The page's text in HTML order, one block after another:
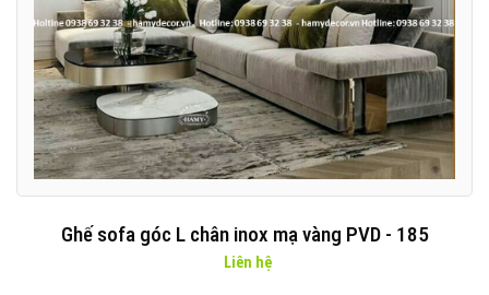
Ghế sofa góc L chân inox mạ vàng PVD - 185
Liên hệ